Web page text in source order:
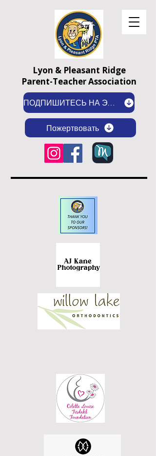
ПОДПИШИТЕСЬ НА ЭЛЕКТРОННУЮ РАССЫЛКУ
Пожертвовать
Lyon & Pleasant Ridge
Parent-Teacher Association